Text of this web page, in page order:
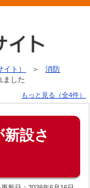
ト）
消防
ました
もっと見る（全4件）
設さ